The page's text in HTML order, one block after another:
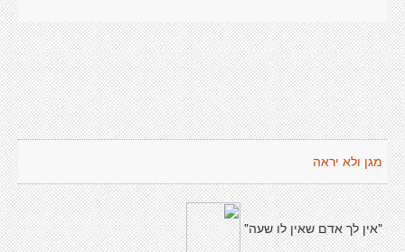
מגן ולא יראה
"אין לך אדם שאין לו שעה"